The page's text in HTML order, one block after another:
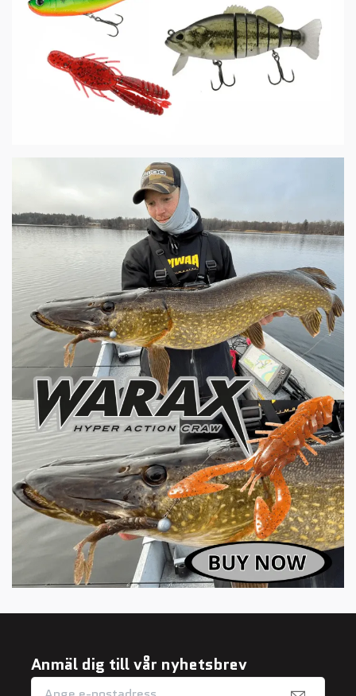
Anmäl dig till vår nyhetsbrev